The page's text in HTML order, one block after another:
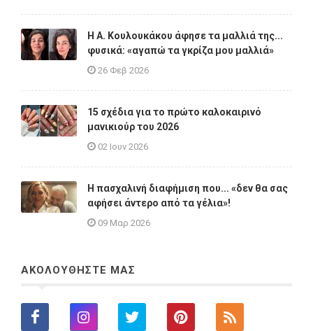
Η A. Κουλουκάκου άφησε τα μαλλιά της...
φυσικά: «αγαπώ τα γκρίζα μου μαλλιά»
26 Φεβ 2026
15 σχέδια για το πρώτο καλοκαιρινό
μανικιούρ του 2026
02 Ιουν 2026
Η πασχαλινή διαφήμιση που... «δεν θα σας
αφήσει άντερο από τα γέλια»!
09 Μαρ 2026
ΑΚΟΛΟΥΘΗΣΤΕ ΜΑΣ